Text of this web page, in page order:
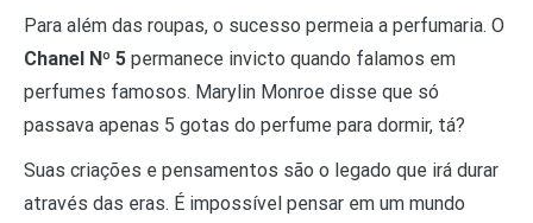
Para além das roupas, o sucesso permeia a perfumaria. O
Chanel Nº 5 permanece invicto quando falamos em
perfumes famosos. Marylin Monroe disse que só
passava apenas 5 gotas do perfume para dormir, tá?
Suas criações e pensamentos são o legado que irá durar
através das eras. É impossível pensar em um mundo